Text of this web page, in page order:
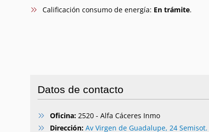
Calificación consumo de energía: En trámite.
Datos de contacto
Oficina: 2520 - Alfa Cáceres Inmo
Dirección: Av Virgen de Guadalupe, 24